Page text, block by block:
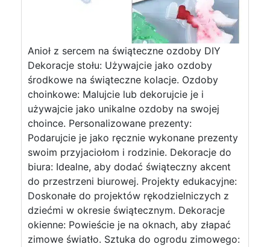
Anioł z sercem na świąteczne ozdoby DIY
Dekoracje stołu: Używajcie jako ozdoby
środkowe na świąteczne kolacje. Ozdoby
choinkowe: Malujcie lub dekorujcie je i
używajcie jako unikalne ozdoby na swojej
choince. Personalizowane prezenty:
Podarujcie je jako ręcznie wykonane prezenty
swoim przyjaciołom i rodzinie. Dekoracje do
biura: Idealne, aby dodać świąteczny akcent
do przestrzeni biurowej. Projekty edukacyjne:
Doskonałe do projektów rękodzielniczych z
dziećmi w okresie świątecznym. Dekoracje
okienne: Powieście je na oknach, aby złapać
zimowe światło. Sztuka do ogrodu zimowego: